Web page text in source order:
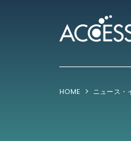
HOME ニュース・